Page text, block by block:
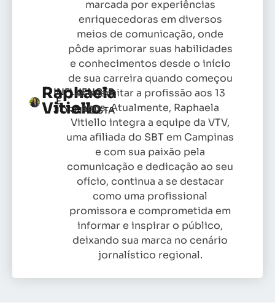
Raphaela
Vitiello
INFLUENCER
E
JORNALISTA
marcada por experiências
enriquecedoras em diversos
meios de comunicação, onde
pôde aprimorar suas habilidades
e conhecimentos desde o início
de sua carreira quando começou
as exercitar a profissão aos 13
anos. Atualmente, Raphaela
Vitiello integra a equipe da VTV,
uma afiliada do SBT em Campinas
e com sua paixão pela
comunicação e dedicação ao seu
ofício, continua a se destacar
como uma profissional
promissora e comprometida em
informar e inspirar o público,
deixando sua marca no cenário
jornalístico regional.